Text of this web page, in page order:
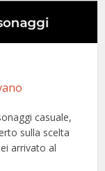
casuale,
sulla scelta
arrivato al